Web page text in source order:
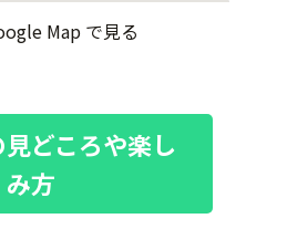
Map で見る
どころや楽し
み方